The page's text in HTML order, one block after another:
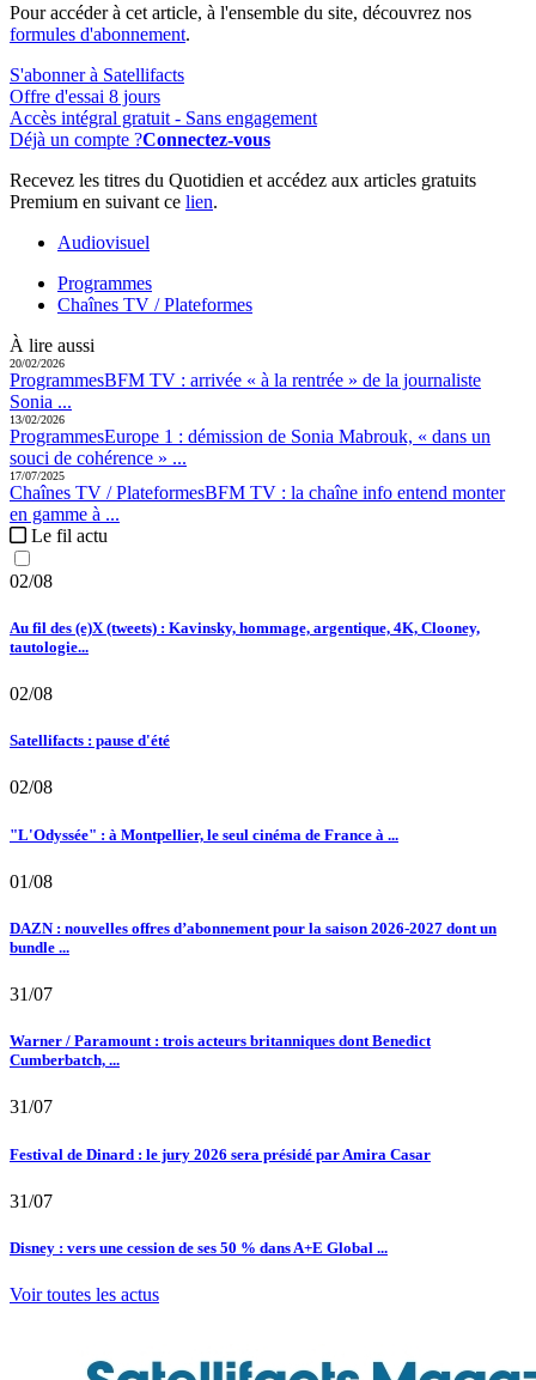
Pour accéder à cet article, à l'ensemble du site, découvrez nos
formules d'abonnement.
S'abonner à Satellifacts
Offre d'essai 8 jours
Accès intégral gratuit - Sans engagement
Déjà un compte ?Connectez-vous
Recevez les titres du Quotidien et accédez aux articles gratuits
Premium en suivant ce lien.
Audiovisuel
Programmes
Chaînes TV / Plateformes
À lire aussi
20/02/2026
ProgrammesBFM TV : arrivée « à la rentrée » de la journaliste
Sonia ...
13/02/2026
ProgrammesEurope 1 : démission de Sonia Mabrouk, « dans un
souci de cohérence » ...
17/07/2025
Chaînes TV / PlateformesBFM TV : la chaîne info entend monter
en gamme à ...
Le fil actu
02/08
Au fil des (e)X (tweets) : Kavinsky, hommage, argentique, 4K, Clooney,
tautologie...
02/08
Satellifacts : pause d'été
02/08
"L'Odyssée" : à Montpellier, le seul cinéma de France à ...
01/08
DAZN : nouvelles offres d’abonnement pour la saison 2026-2027 dont un
bundle ...
31/07
Warner / Paramount : trois acteurs britanniques dont Benedict
Cumberbatch, ...
31/07
Festival de Dinard : le jury 2026 sera présidé par Amira Casar
31/07
Disney : vers une cession de ses 50 % dans A+E Global ...
Voir toutes les actus